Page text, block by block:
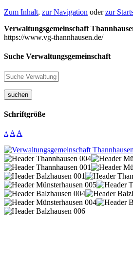
Zum Inhalt, zur Navigation oderzur
Verwaltungsgemeinschaft
https://www.vg-thannhausen.de/
Suche Verwaltungsgemeinschaft
suchen
Schriftgröße
A A A